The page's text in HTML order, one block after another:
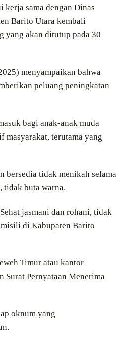
kerja sama dengan Dinas
Barito Utara kembali
yang akan ditutup pada 30
menyampaikan bahwa
peluang peningkatan
bagi anak-anak muda
masyarakat, terutama yang
bersedia tidak menikah selama
tidak buta warna.
jasmani dan rohani, tidak
di Kabupaten Barito
Timur atau kantor
Pernyataan Menerima
oknum yang